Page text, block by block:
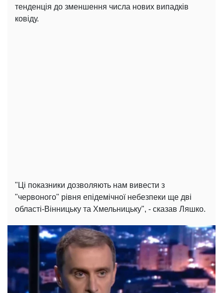
тенденція до зменшення числа нових випадків
ковіду.
"Ці показники дозволяють нам вивести з
"червоного" рівня епідемічної небезпеки ще дві
області-Вінницьку та Хмельницьку", - сказав Ляшко.